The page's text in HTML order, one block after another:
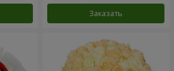
Заказать